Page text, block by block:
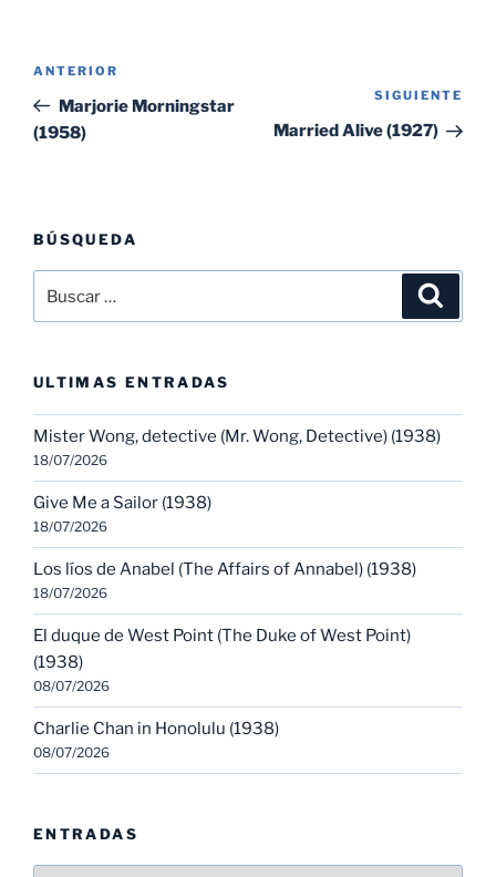
entradas
Entrada
anterior:
ANTERIOR
Marjorie Morningstar
(1958)
SIGUIENTE
Married Alive (1927)
BÚSQUEDA
por:
ULTIMAS ENTRADAS
Mister Wong, detective (Mr. Wong, Detective) (1938)
18/07/2026
Give Me a Sailor (1938)
18/07/2026
Los líos de Anabel (The Affairs of Annabel) (1938)
18/07/2026
El duque de West Point (The Duke of West Point)
(1938)
08/07/2026
Charlie Chan in Honolulu (1938)
08/07/2026
ENTRADAS